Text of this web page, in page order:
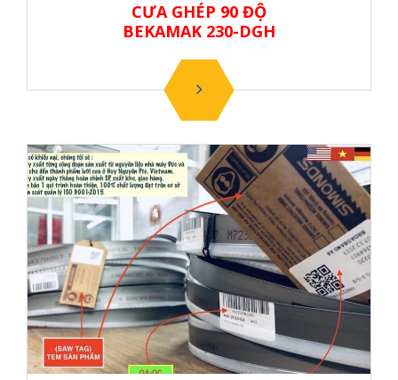
CƯA GHÉP 90 ĐỘ
BEKAMAK 230-DGH